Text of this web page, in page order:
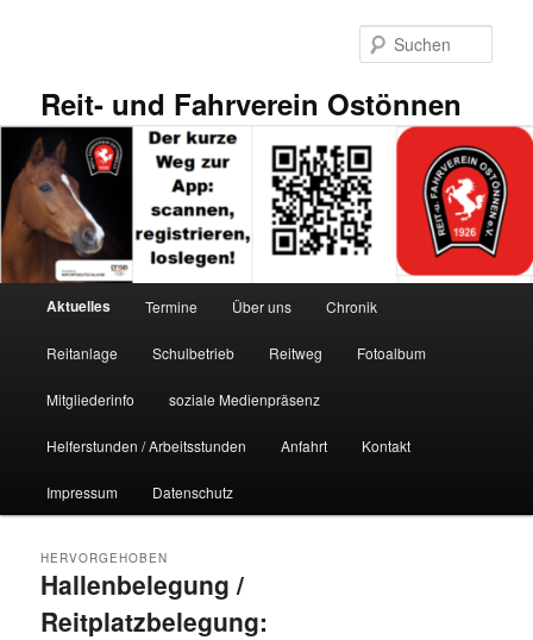
Reit- und Fahrverein Ostönnen
HauptmenüAktuelles Termine Über uns Chronik
Reitanlage Schulbetrieb Reitweg Fotoalbum
Mitgliederinfo soziale Medienpräsenz
Helferstunden / Arbeitsstunden Anfahrt Kontakt
Impressum Datenschutz
Hallenbelegung /
Reitplatzbelegung:
HERVORGEHOBEN